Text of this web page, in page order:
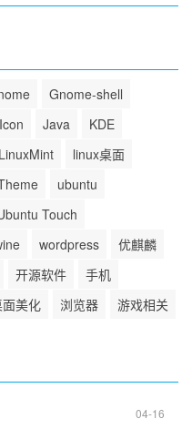
Gnome-shell
Icon Java
KDE
LinuxMint
linux桌面
ubuntu
Touch
wordpress
优麒麟
开源软件
手机
美化 浏览器
游戏相关
04-16